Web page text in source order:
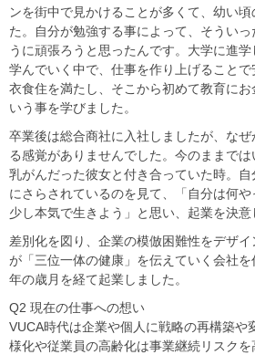
ンを街中で見かけることが多くて、幼い
た。自分が勉強する事によって、そうい
うに頑張ろうと思ったんです。大学に進
学んでいく中で、仕事を作り上げることで
衣食住を満たし、そこから初めて教育に
いう事を学びました。
卒業後は総合商社に入社しましたが、な
る感覚がありませんでした。今のままでは
乳がんだった彼女と付き合っていた時。
にさらされているのを見て、「自分は何
少し本気で生きよう」と思い、起業を決意
差別化を図り、企業の模倣困難性をデザ
が「三位一体の健康」を伝えていく会社
年の歳月を経て起業しました。
Q2 現在の仕事への想い
VUCA時代は企業や個人に戦略の再構築や
様化や従業員の高齢化は事業継続リスク